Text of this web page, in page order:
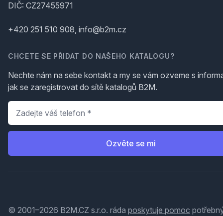
DIČ: CZ27455971
+420 251 510 908, info@b2m.cz
CHCETE SE PŘIDAT DO NAŠEHO KATALOGU?
Nechte nám na sebe kontakt a my se vám ozveme s
jak se zaregistrovat do sítě katalogů B2M.
Telefon
Ozvěte se mi
© 2001–2026 B2M.CZ s.r.o. ráda poskytuje pomoc